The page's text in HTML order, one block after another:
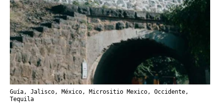
Guía, Jalisco, México, Micrositio Mexico, Occidente,
Tequila